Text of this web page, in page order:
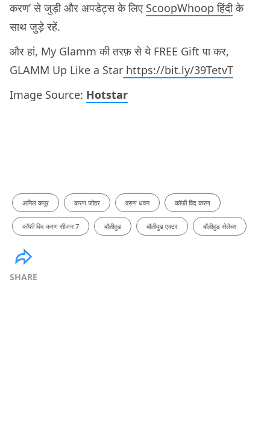
करण’ से जुड़ी और अपडेट्स के लिए ScoopWhoop हिंदीके
साथ जुड़े रहें.
और हां, My Glamm की तरफ़ से ये FREE Gift पा कर,
GLAMM Up Like a Star https://bit.ly/39TetvT
Image Source: Hotstar
अनिल कपूर करण जौहर वरुण धवन कॉफी विद करण
कॉफी विद करण सीजन 7 बॉलीवुड बॉलीवुड एक्टर बॉलीवुड सेलेब्स
SHARE